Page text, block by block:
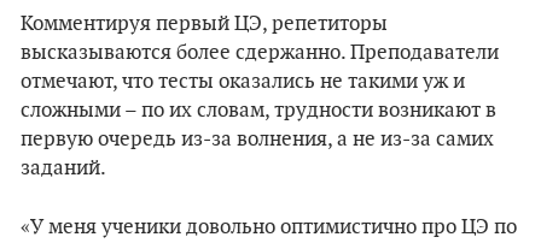
Комментируя первый ЦЭ, репетиторы
высказываются более сдержанно. Преподаватели
отмечают, что тесты оказались не такими уж и
сложными – по их словам, трудности возникают в
первую очередь из-за волнения, а не из-за самих
заданий.
«У меня ученики довольно оптимистично про ЦЭ по